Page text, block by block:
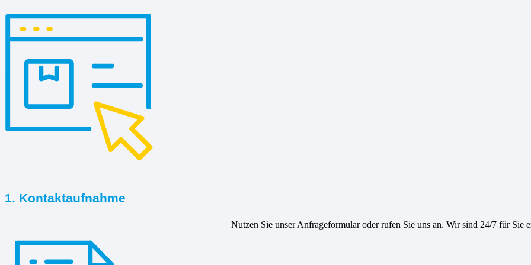
1. Kontaktaufnahme
Nutzen Sie unser Anfrageformular oder rufen Sie uns an. Wir sind 24/7 für Sie